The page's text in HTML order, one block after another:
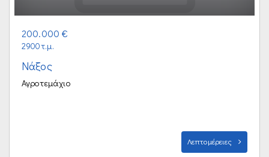
200.000 €
2900τ.μ.
Νάξος
Αγροτεμάχιο
Λεπτομέρειες